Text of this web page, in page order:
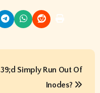
39;d Simply Run Out Of
Inodes?